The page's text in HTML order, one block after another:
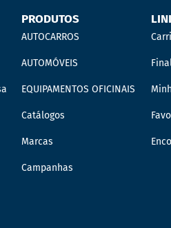
PRODUTOS
AUTOCARROS
AUTOMÓVEIS
EQUIPAMENTOS OFICINAIS
Catálogos
Marcas
Campanhas